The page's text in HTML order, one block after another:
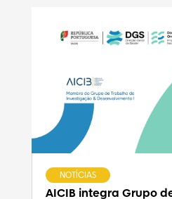
AICIB integra Grupo
NOTÍCIAS